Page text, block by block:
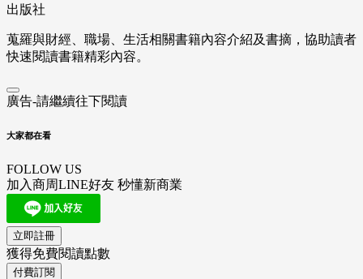
出版社
蒐羅與財經、職場、生活相關書籍內容介紹及書摘，協助讀者
快速閱讀書籍精彩內容。
廣告-請繼續往下閱讀
大家都在看
FOLLOW US
加入商周LINE好友 秒懂新商業
立即註冊
獲得免費閱讀點數
付費訂閱